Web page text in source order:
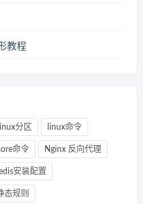
教程
linux分区 linux命令
命令 Nginx 反向代理
安装配置
态规则